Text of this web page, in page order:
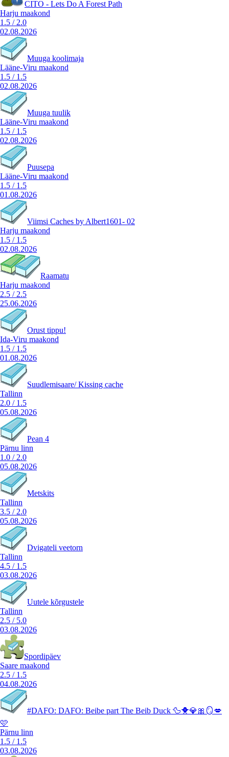
CITO - Lets Do A Forest Path
Harju maakond
1.5 / 2.0
02.08.2026
Muuga koolimaja
Lääne-Viru maakond
1.5 / 1.5
02.08.2026
Muuga tuulik
Lääne-Viru maakond
1.5 / 1.5
02.08.2026
Puusepa
Lääne-Viru maakond
1.5 / 1.5
01.08.2026
Viimsi Caches by Albert1601- 02
Harju maakond
1.5 / 1.5
02.08.2026
Raamatu
Harju maakond
2.5 / 2.5
25.06.2026
Orust tippu!
Ida-Viru maakond
1.5 / 1.5
01.08.2026
Suudlemisaare/ Kissing cache
Tallinn
2.0 / 1.5
05.08.2026
Pean 4
Pärnu linn
1.0 / 2.0
05.08.2026
Metskits
Tallinn
3.5 / 2.0
05.08.2026
Dvigateli veetorn
Tallinn
4.5 / 1.5
03.08.2026
Uutele kõrgustele
Tallinn
2.5 / 5.0
03.08.2026
Spordipäev
Saare maakond
2.5 / 1.5
04.08.2026
#DAFO: DAFO: Beibe part The Beib Duck 🦆🐥💎🎀🪞💋
🩷
Pärnu linn
1.5 / 1.5
03.08.2026